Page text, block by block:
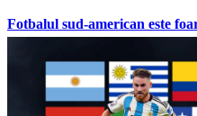
Fotbalul sud-american este